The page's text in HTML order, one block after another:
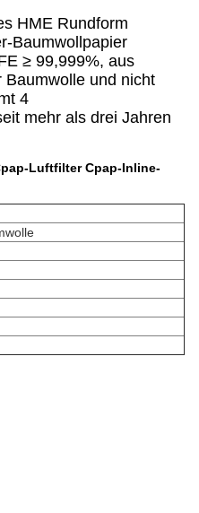
HME Rundform
Baumwollpapier
≥ 99,999%, aus
Baumwolle und nicht
4
mehr als drei Jahren
Luftfilter Cpap-Inline-